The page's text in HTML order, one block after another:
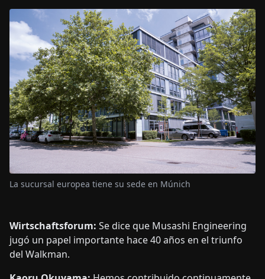
La sucursal europea tiene su sede en Múnich
Wirtschaftsforum: Se dice que Musashi Engineering
jugó un papel importante hace 40 años en el triunfo
del Walkman.